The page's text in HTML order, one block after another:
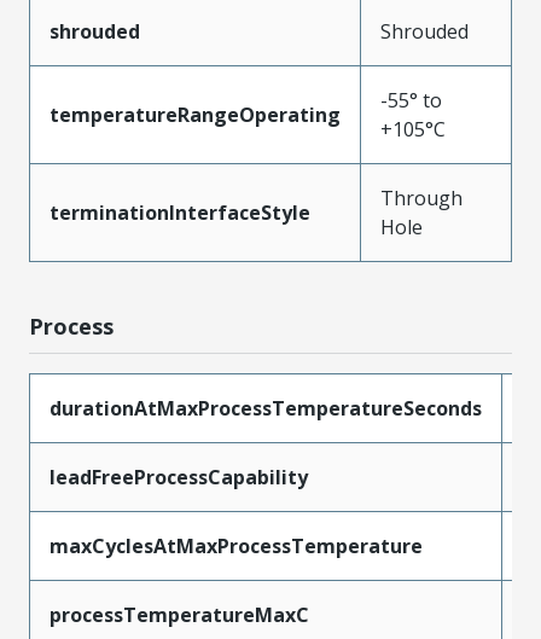
shrouded Shrouded
temperatureRangeOperating
-55° to
+105°C
terminationInterfaceStyle
Through
Hole
Process
durationAtMaxProcessTemperatureSeconds
leadFreeProcessCapability
maxCyclesAtMaxProcessTemperature
processTemperatureMaxC